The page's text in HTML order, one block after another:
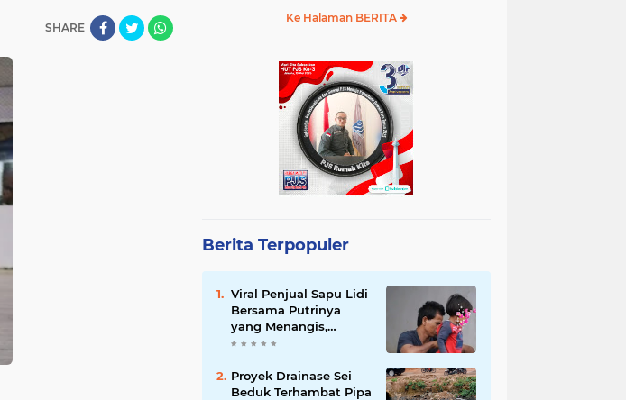
SHARE
Ke Halaman BERITA
Berita Terpopuler
Viral Penjual Sapu Lidi
Bersama Putrinya
yang Menangis,
Tamparan Keras di
Korupsi
Proyek Drainase Sei
Beduk Terhambat Pipa